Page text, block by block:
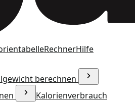
RechnerHilfe
berechnen
Kalorienverbrauch